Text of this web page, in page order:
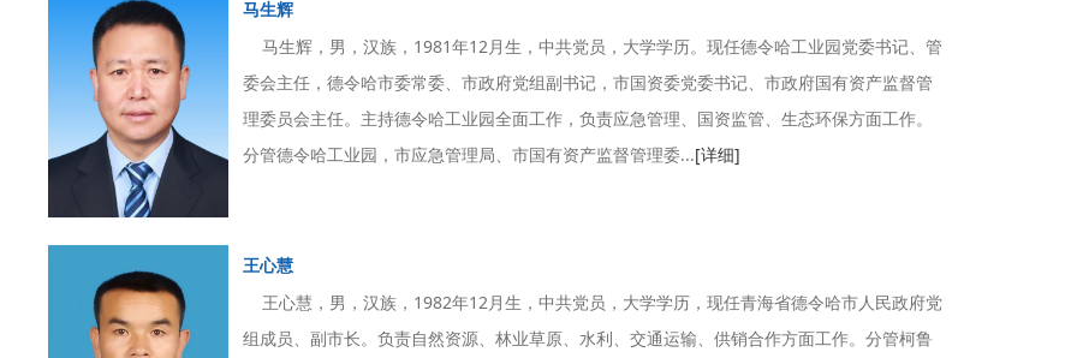
马生辉
马生辉，男，汉族，1981年12月生，中共党员，大学学历。现任德令哈工业园党委书记、管
委会主任，德令哈市委常委、市政府党组副书记，市国资委党委书记、市政府国有资产监督管
理委员会主任。主持德令哈工业园全面工作，负责应急管理、国资监管、生态环保方面工作。
分管德令哈工业园，市应急管理局、市国有资产监督管理委...[详细]
王心慧
王心慧，男，汉族，1982年12月生，中共党员，大学学历，现任青海省德令哈市人民政府党
组成员、副市长。负责自然资源、林业草原、水利、交通运输、供销合作方面工作。分管柯鲁